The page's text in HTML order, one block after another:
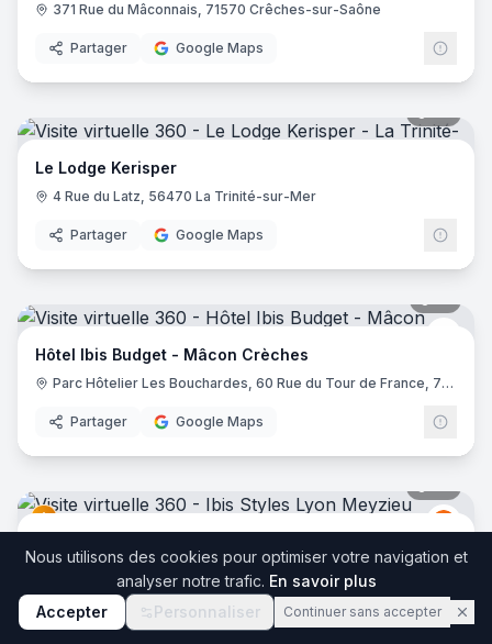
371 Rue du Mâconnais, 71570 Crêches-sur-Saône
Partager Google Maps
Le Lodge Kerisper
4 Rue du Latz, 56470 La Trinité-sur-Mer
Partager Google Maps
Ibis
Hôtel Ibis Budget - Mâcon Crèches
Parc Hôtelier Les Bouchardes, 60 Rue du Tour de France, 71570 Chaintré
Partager Google Maps
Ibis
2 Bis Rue du 24 Avril 1915, 69330 Meyzieu
Partager Google Maps
Nous utilisons des cookies pour optimiser votre navigation et
analyser notre trafic. En savoir plus
Accepter
Personnaliser Continuer sans accepter